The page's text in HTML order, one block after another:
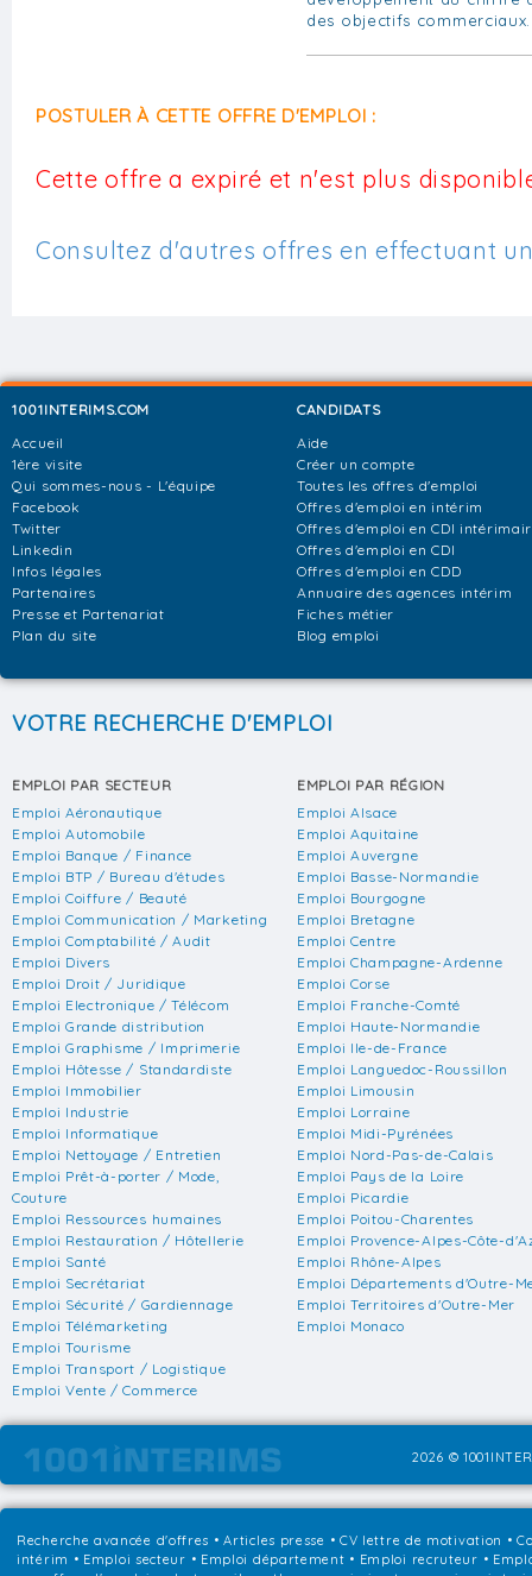
des objectifs commerciaux.
POSTULER À CETTE OFFRE D'EMPLOI :
Cette offre a expiré et n'est plus
Consultez d'autres offres en effectuant
1001INTERIMS.COM
Accueil
1ère visite
Qui sommes-nous - L'équipe
Facebook
Twitter
Linkedin
Infos légales
Partenaires
Presse et Partenariat
Plan du site
CANDIDATS
Aide
Créer un compte
Toutes les offres d'emploi
Offres d'emploi en intérim
Offres d'emploi en CDI
Offres d'emploi en CDI
Offres d'emploi en CDD
Annuaire des agences intérim
Fiches métier
Blog emploi
VOTRE RECHERCHE D'EMPLOI
EMPLOI PAR SECTEUR
Emploi Aéronautique
Emploi Automobile
Emploi Banque / Finance
Emploi BTP / Bureau d'études
Emploi Coiffure / Beauté
Emploi Communication / Marketing
Emploi Comptabilité / Audit
Emploi Divers
Emploi Droit / Juridique
Emploi Electronique / Télécom
Emploi Grande distribution
Emploi Graphisme / Imprimerie
Emploi Hôtesse / Standardiste
Emploi Immobilier
Emploi Industrie
Emploi Informatique
Emploi Nettoyage / Entretien
Emploi Prêt-à-porter / Mode,
Couture
Emploi Ressources humaines
Emploi Restauration / Hôtellerie
Emploi Santé
Emploi Secrétariat
Emploi Sécurité / Gardiennage
Emploi Télémarketing
Emploi Tourisme
Emploi Transport / Logistique
Emploi Vente / Commerce
EMPLOI PAR RÉGION
Emploi Alsace
Emploi Aquitaine
Emploi Auvergne
Emploi Basse-Normandie
Emploi Bourgogne
Emploi Bretagne
Emploi Centre
Emploi Champagne-Ardenne
Emploi Corse
Emploi Franche-Comté
Emploi Haute-Normandie
Emploi Ile-de-France
Emploi Languedoc-Roussillon
Emploi Limousin
Emploi Lorraine
Emploi Midi-Pyrénées
Emploi Nord-Pas-de-Calais
Emploi Pays de la Loire
Emploi Picardie
Emploi Poitou-Charentes
Emploi Provence-Alpes-Côte-
Emploi Rhône-Alpes
Emploi Départements d'Outre-
Emploi Territoires d'Outre-Mer
Emploi Monaco
2026 ©
Recherche avancée d'offres •Articles presse • CV lettre de motivation •
intérim • Emploi secteur • Emploi département • Emploi recruteur •